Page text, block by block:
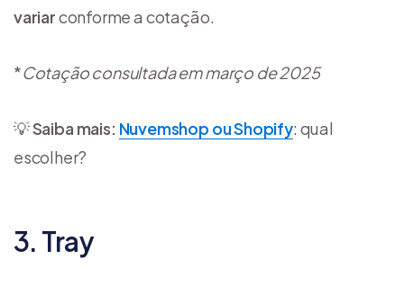
variarconforme a cotação.
*Cotação consultada em março de 2025
💡Saiba mais: Nuvemshop ou Shopify: qual
escolher?
3. Tray